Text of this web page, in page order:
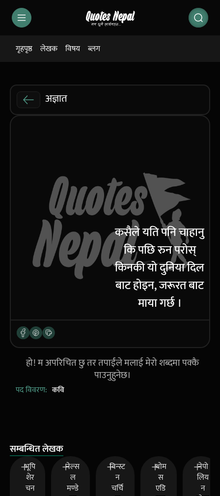
गृहपृष्ठ लेखक विषय ब्लग
अज्ञात
कसैले यति पनि चाहानु
कि पछि रुन परोस्
किनकी यो दुनिया दिल
बाट होइन, जरूरत बाट
माया गर्छ ।
हो! म अपरिचित छु तर तपाईंले मलाई मेरो शब्दमा पक्कै
पाउनुहुनेछ।
पद विवरण: कवि
सम्बन्धित लेखक
भूपि
शेर
चन
नेल्स
ल
मण्डे
विन्स्ट
न
चर्चि
थोम
स
एडि
नेपो
लिय
न